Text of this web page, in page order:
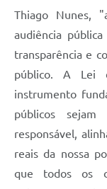
Thiago Nunes,
audiência
transparência e
público. A Lei
instrumento
públicos
responsável,
reais da nossa
que todos os